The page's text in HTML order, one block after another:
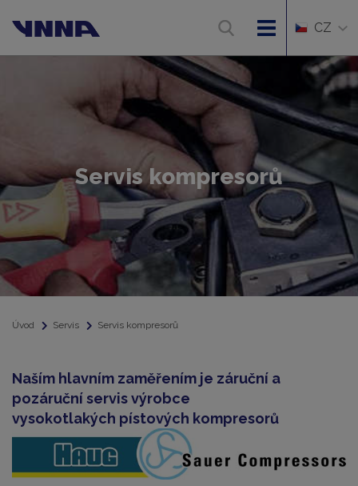
CZ
Servis kompresorů
Úvod Servis Servis kompresorů
Naším hlavním zaměřením je záruční a
pozáruční servis výrobce
vysokotlakých pístových kompresorů